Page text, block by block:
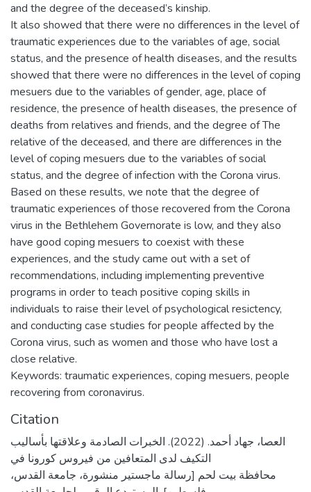
and the degree of the deceased’s kinship.
It also showed that there were no differences in the level of
traumatic experiences due to the variables of age, social
status, and the presence of health diseases, and the results
showed that there were no differences in the level of coping
mesuers due to the variables of gender, age, place of
residence, the presence of health diseases, the presence of
deaths from relatives and friends, and the degree of The
relative of the deceased, and there are differences in the
level of coping mesuers due to the variables of social
status, and the degree of infection with the Corona virus.
Based on these results, we note that the degree of
traumatic experiences of those recovered from the Corona
virus in the Bethlehem Governorate is low, and they also
have good coping mesuers to coexist with these
experiences, and the study came out with a set of
recommendations, including implementing preventive
programs in order to teach positive coping skills in
individuals to raise their level of psychological resictency,
and conducting case studies for people affected by the
Corona virus, such as women and those who have lost a
close relative.
Keywords: traumatic experiences, coping mesuers, people
recovering from coronavirus.
Citation
العصا، جهاد أحمد. (2022). الخبرات الصادمة وعلاقتها بأساليب
التكيف لدى المتعافين من فيروس كورونا في
محافظة بيت لحم [رسالة ماجستير منشورة، جامعة القدس،